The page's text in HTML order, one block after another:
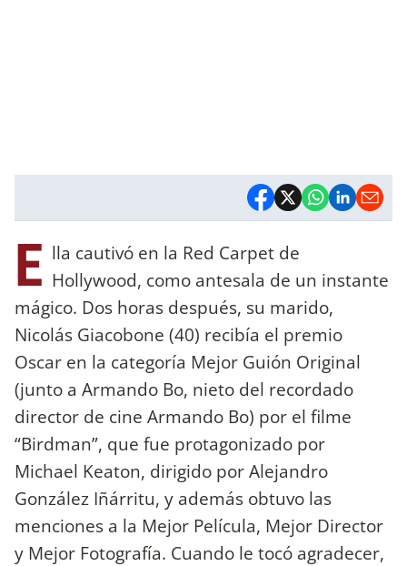
E lla cautivó en la Red Carpet de
Hollywood, como antesala de un instante
mágico. Dos horas después, su marido,
Nicolás Giacobone (40) recibía el premio
Oscar en la categoría Mejor Guión Original
(junto a Armando Bo, nieto del recordado
director de cine Armando Bo) por el filme
“Birdman”, que fue protagonizado por
Michael Keaton, dirigido por Alejandro
González Iñárritu, y además obtuvo las
menciones a la Mejor Película, Mejor Director
y Mejor Fotografía. Cuando le tocó agradecer,